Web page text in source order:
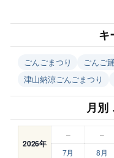
キ
ごんごまつり ごんご
津山納涼ごんごまつり
月別
2026年
– –
7月
8月